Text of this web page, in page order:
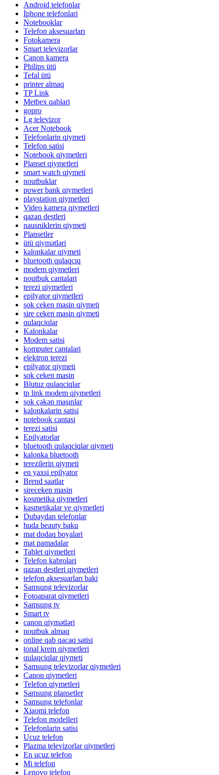
Android telefonlar
İphone telefonlari
Notebooklar
Telefon aksesuarları
Fotokamera
Smart televizorlar
Canon kamera
Philips ütü
Tefal ütü
printer almaq
TP Link
Metbex qablari
gopro
Lg televizor
Acer Notebook
Telefonlarin qiymeti
Telefon satisi
Notebook qiymetleri
Planset qiymetleri
smart watch qiymeti
noutbuklar
power bank qiymetleri
playstation qiymetleri
Video kamera qiymetleri
qazan destleri
nausniklerin qiymeti
Plansetler
ütü qiymətləri
kalonkalar qiymeti
bluetooth qulaqcıq
modem qiymetleri
noutbuk cantalari
terezi qiymetleri
epilyator qiymetleri
sok ceken masin qiymeti
sire ceken masin qiymeti
qulaqciqlar
Kalonkalar
Modem satisi
komputer cantalari
elektron terezi
epilyator qiymeti
sok ceken masin
Blutuz qulaqciqlar
tp link modem qiymetleri
sok çəkən maşınlar
kalonkalarin satisi
notebook cantasi
terezi satisi
Epilyatorlar
bluetooth qulaqciqlar qiymeti
kalonka bluetooth
terezilerin qiymeti
en yaxsi epilyator
Brend saatlar
sireceken masin
kosmetika qiymetleri
kasmetikalar ve qiymetleri
Dubaydan telefonlar
huda beauty baku
mat dodaq boyalari
mat pamadalar
Tablet qiymetleri
Telefon kabrolari
qazan destleri qiymetleri
telefon aksesuarları baki
Samsung televizorlar
Fotoaparat qiymetleri
Samsung tv
Smart tv
canon qiymətləri
noutbuk almaq
online qab qacaq satisi
tonal krem qiymetleri
qulaqciqlar qiymeti
Samsung televizorlar qiymetleri
Canon qiymetleri
Telefon qiymetleri
Samsung plansetler
Samsung telefonlar
Xiaomi telefon
Telefon modelleri
Telefonlarin satisi
Ucuz telefon
Plazma televizorlar qiymetleri
En ucuz telefon
Mi telefon
Lenovo telefon